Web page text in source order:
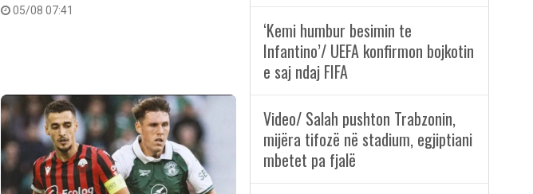
05/08 07:41
‘Kemi humbur besimin te
Infantino’/ UEFA konfirmon bojkotin
e saj ndaj FIFA
Video/ Salah pushton Trabzonin,
mijëra tifozë në stadium, egjiptiani
mbetet pa fjalë